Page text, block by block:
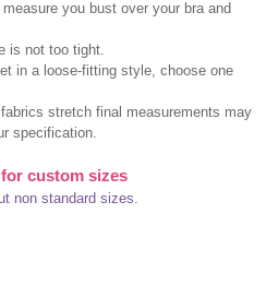
you bust over your bra and
is not too tight.
in a loose-fitting style, choose one
stretch final measurements may
specification.
custom sizes
non standard sizes.